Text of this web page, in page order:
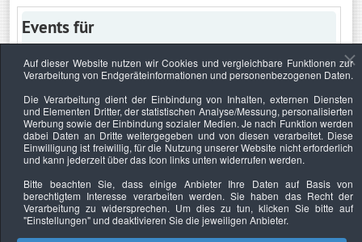
Events für
Keine Termine
Datenschutzerklärung Urheberrechtsnachweise Nachhaltigkeit
Copyright © 2026. Bundesverband Deutscher
Sachverständiger und Fachgutachter e.V..
Auf dieser Website nutzen wir Cookies und vergleichbare Funktionen zur
Verarbeitung von Endgeräteinformationen und personenbezogenen Daten.
Die Verarbeitung dient der Einbindung von Inhalten, externen Diensten
und Elementen Dritter, der statistischen Analyse/Messung, personalisierten
Werbung sowie der Einbindung sozialer Medien. Je nach Funktion werden
dabei Daten an Dritte weitergegeben und von diesen verarbeitet. Diese
Einwilligung ist freiwillig, für die Nutzung unserer Website nicht erforderlich
und kann jederzeit über das Icon links unten widerrufen werden.
Bitte beachten Sie, dass einige Anbieter Ihre Daten auf Basis von
berechtigtem Interesse verarbeiten werden. Sie haben das Recht der
Verarbeitung zu widersprechen. Um dies zu tun, klicken Sie bitte auf
"Einstellungen"und deaktivieren Sie die jeweiligen Anbieter.